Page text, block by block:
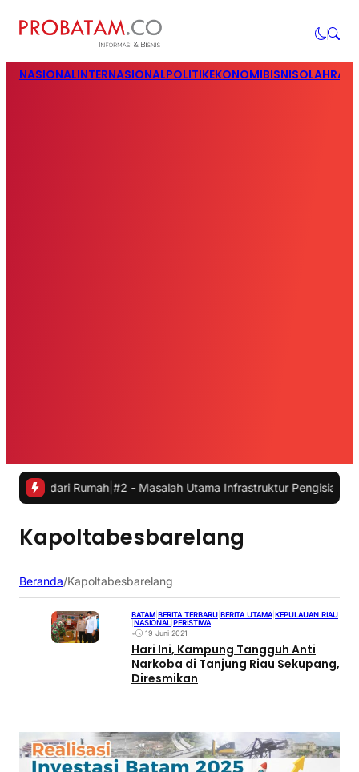
NASIONALINTERNASIONALPOLITIKEKONOMIBISNIS
dari Rumah| #2 -Masalah Utama Infrastruktur Pengisian Daya
Kapoltabesbarelang
Beranda/Kapoltabesbarelang
BATAM BERITA TERBARU BERITA UTAMA KEPULAUAN RIAU
NASIONAL PERISTIWA
•
19 Juni 2021
Hari Ini, Kampung Tangguh Anti
Narkoba di Tanjung Riau Sekupang,
Diresmikan